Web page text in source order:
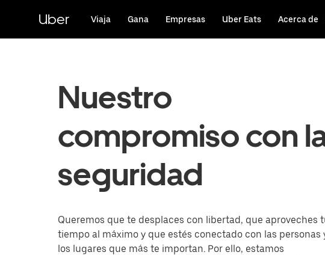
contenido
principal
Uber Viaja Gana Empresas Uber Eats Acerca de
Nuestro
compromiso con
seguridad
Queremos que te desplaces con libertad, que aproveches
tiempo al máximo y que estés conectado con las personas
los lugares que más te importan. Por ello, estamos